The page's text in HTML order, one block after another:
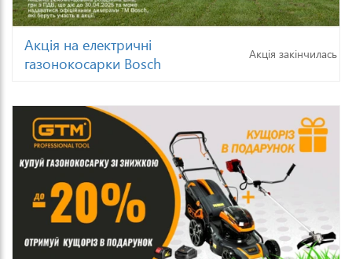
Акція на електричні
газонокосарки Bosch
Акція закінчилась